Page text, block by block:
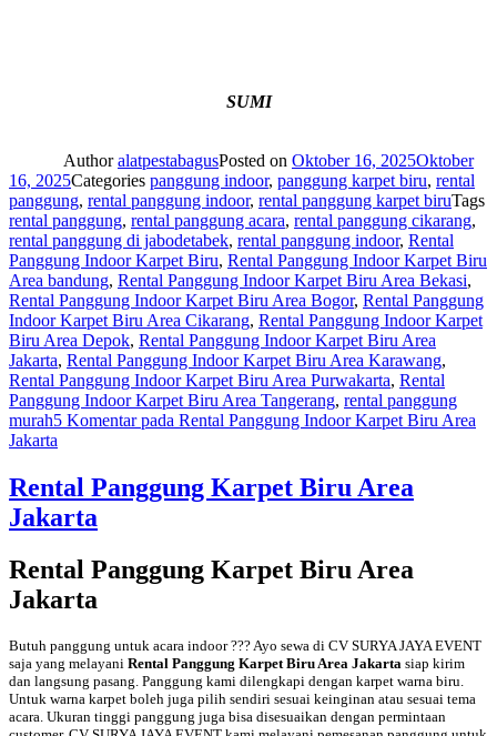
SUMI
AuthoralatpestabagusPosted on Oktober 16, 2025Oktober
16, 2025Categories panggung indoor, panggung karpet biru, rental
panggung, rental panggung indoor, rental panggung karpet biruTags
rental panggung, rental panggung acara, rental panggung cikarang,
rental panggung di jabodetabek, rental panggung indoor, Rental
Panggung Indoor Karpet Biru, Rental Panggung Indoor Karpet Biru
Area bandung, Rental Panggung Indoor Karpet Biru Area Bekasi,
Rental Panggung Indoor Karpet Biru Area Bogor, Rental Panggung
Indoor Karpet Biru Area Cikarang, Rental Panggung Indoor Karpet
Biru Area Depok, Rental Panggung Indoor Karpet Biru Area
Jakarta, Rental Panggung Indoor Karpet Biru Area Karawang,
Rental Panggung Indoor Karpet Biru Area Purwakarta, Rental
Panggung Indoor Karpet Biru Area Tangerang, rental panggung
murah5 Komentarpada Rental Panggung Indoor Karpet Biru Area
Jakarta
Rental Panggung Karpet Biru Area
Jakarta
Rental Panggung Karpet Biru Area
Jakarta
Butuh panggung untuk acara indoor ??? Ayo sewa di CV SURYA JAYA EVENT
saja yang melayani Rental Panggung Karpet Biru Area Jakarta siap kirim
dan langsung pasang. Panggung kami dilengkapi dengan karpet warna biru.
Untuk warna karpet boleh juga pilih sendiri sesuai keinginan atau sesuai tema
acara. Ukuran tinggi panggung juga bisa disesuaikan dengan permintaan